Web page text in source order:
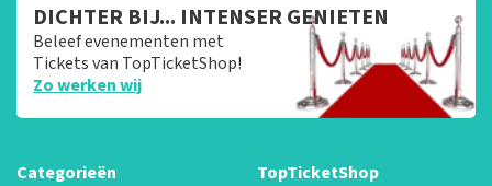
DICHTER BIJ... INTENSER GENIETEN
Beleef evenementen met
Tickets van TopTicketShop!
Zo werken wij
Categorieën
TopTicketShop